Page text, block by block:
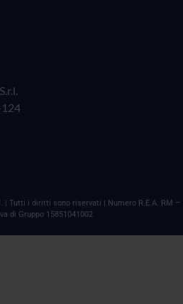
| Tutti i diritti sono riservati | Numero R.E.A. RM –
di Gruppo 15851041002